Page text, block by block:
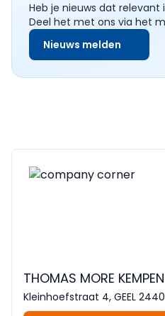
Heb je nieuws dat relevant
Deel het met ons via het
Nieuws melden
THOMAS MORE KEMPEN
Kleinhoefstraat 4, GEEL 2440